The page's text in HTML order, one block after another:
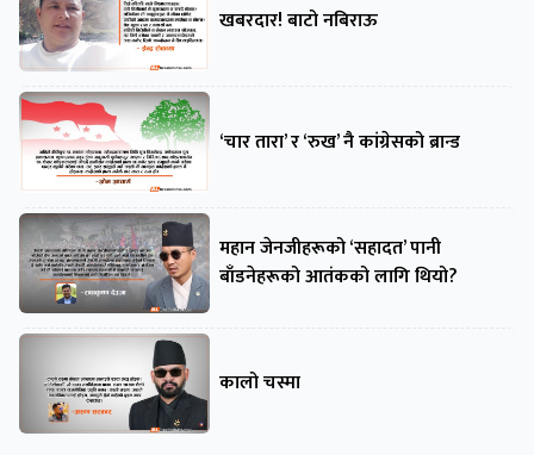
खबरदार! बाटो नबिराऊ
‘चार तारा’ र ‘रुख’ नै कांग्रेसको ब्रान्ड
महान जेनजीहरूको ‘सहादत’ पानी
बाँडनेहरूको आतंकको लागि थियो?
कालो चस्मा